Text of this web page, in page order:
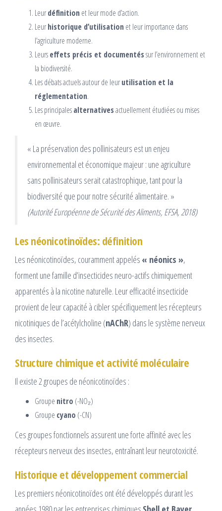
Leurdéfinition et leur mode d’action.
Leurhistorique d’utilisation et leur importance dans
l’agriculture moderne.
Leurseffets précis et documentéssur l’environnement et
la biodiversité.
Les débats actuels autour de leurutilisation et la
réglementation.
Les principalesalternativesactuellement étudiées ou mises
en œuvre.
« La préservation des pollinisateurs est un enjeu
environnemental et économique majeur : une agriculture
sans pollinisateurs serait catastrophique, tant pour la
biodiversité que pour notre sécurité alimentaire. »
(Autorité Européenne de Sécurité des Aliments, EFSA, 2018)
Les néonicotinoïdes: définition
Les néonicotinoïdes, couramment appelés « néonics »,
forment une famille d’insecticides neuro-actifs chimiquement
apparentés à la nicotine naturelle. Leur efficacité insecticide
provient de leur capacité à cibler spécifiquement les récepteurs
nicotiniques de l’acétylcholine (nAChR) dans le système nerveux
des insectes.
Structure chimique et activité moléculaire
Il existe 2 groupes de néonicotinoïdes :
Groupe nitro (-NO₂)
Groupe cyano (-CN)
Ces groupes fonctionnels assurent une forte affinité avec les
récepteurs nerveux des insectes, entraînant leur neurotoxicité.
Historique et développement commercial
Les premiers néonicotinoïdes ont été développés durant les